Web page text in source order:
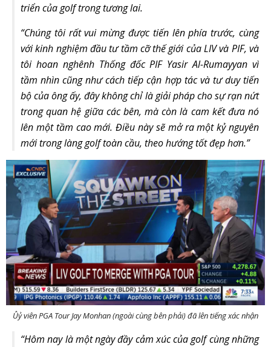
triển của golf trong tương lai.
“Chúng tôi rất vui mừng được tiến lên phía trước, cùng
với kinh nghiệm đầu tư tầm cỡ thế giới của LIV và PIF, và
tôi hoan nghênh Thống đốc PIF Yasir Al-Rumayyan vì
tầm nhìn cũng như cách tiếp cận hợp tác và tư duy tiến
bộ của ông ấy, đây không chỉ là giải pháp cho sự rạn nứt
trong quan hệ giữa các bên, mà còn là cam kết đưa nó
lên một tầm cao mới. Điều này sẽ mở ra một kỷ nguyên
mới trong làng golf toàn cầu, theo hướng tốt đẹp hơn.”
Ûỷ viên PGA Tour Jay Monhan (ngoài cùng bên phải) đã lên tiếng xác nhận
“Hôm nay là một ngày đầy cảm xúc của golf cùng những